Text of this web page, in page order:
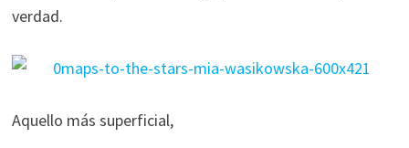
verdad.
Aquello más superficial,